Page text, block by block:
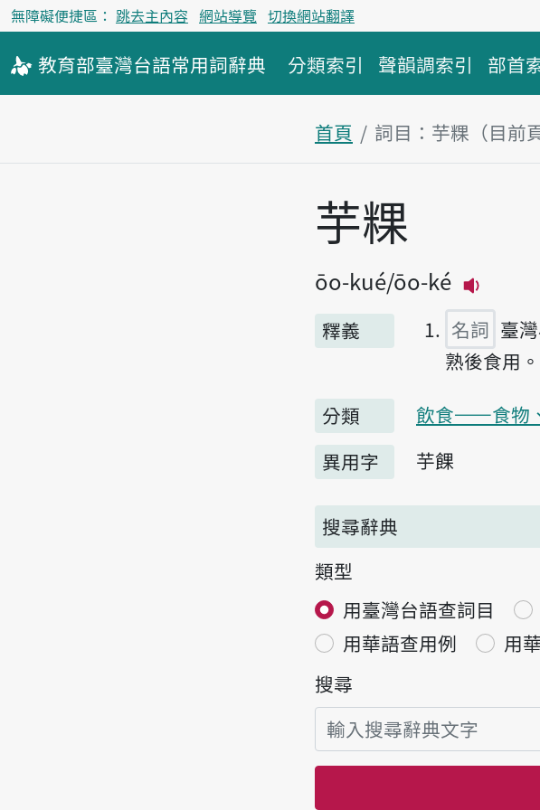
無障礙便捷區： 跳去主內容 網站導覽 切換網站翻譯
教育部臺灣台語常用詞辭典 分類索引 聲韻調索引 部首
首頁 詞目：芋粿（目前
主內容區塊
芋粿
ōo-kué ōo-ké
釋義
名詞 臺
熟後食用。
分類
飲食——食物
異用字
芋餜
搜尋辭典
類型
用臺灣台語查詞目
用華語查用例
用
搜尋